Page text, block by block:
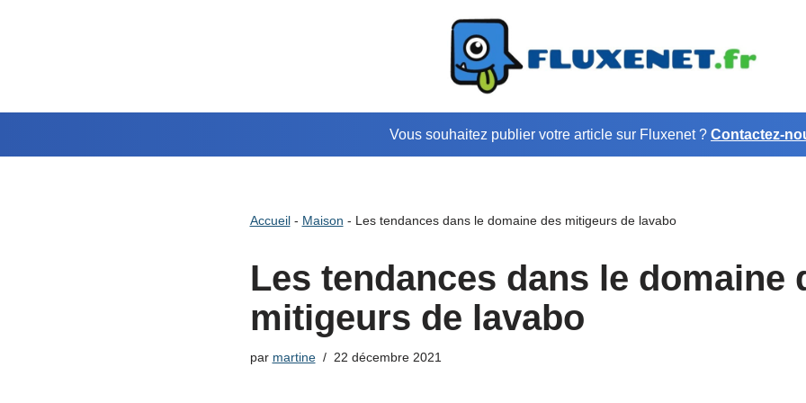
Vous souhaitez publier votre article sur Fluxenet ? Contactez-
Accueil- Maison - Les tendances dans le domaine des mitigeurs de lavabo
Les tendances dans le domaine
mitigeurs de lavabo
par martine 22 décembre 2021